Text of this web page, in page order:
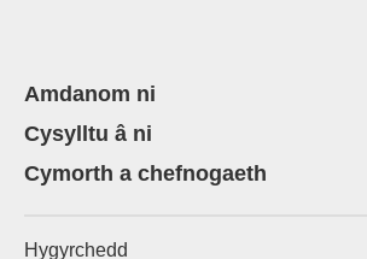
Amdanom ni
Cysylltu â ni
Cymorth a chefnogaeth
Hygyrchedd